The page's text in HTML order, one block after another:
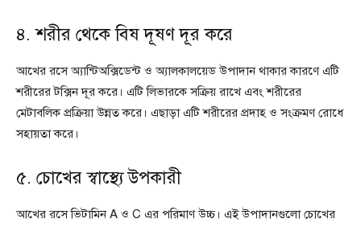
৪. শরীর থেকে বিষ দূষণ দূর করে
আখের রসে অ্যান্টিঅক্সিডেন্ট ও অ্যালকালয়েড উপাদান থাকার কারণে এটি
শরীরের টক্সিন দূর করে। এটি লিভারকে সক্রিয় রাখে এবং শরীরের
মেটাবলিক প্রক্রিয়া উন্নত করে। এছাড়া এটি শরীরের প্রদাহ ও সংক্রমণ রোধে
সহায়তা করে।
৫. চোখের স্বাস্থ্যে উপকারী
আখের রসে ভিটামিন A ও C এর পরিমাণ উচ্চ। এই উপাদানগুলো চোখের